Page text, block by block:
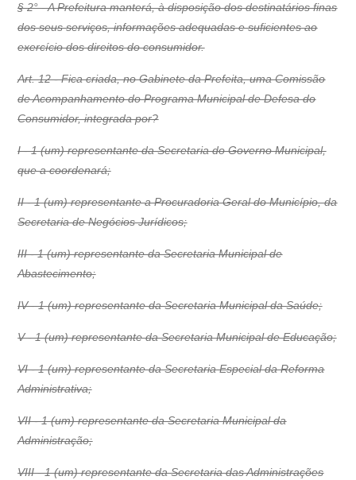
§ 2° - A Prefeitura manterá, à disposição dos destinatários finas
dos seus serviços, informações adequadas e suficientes ao
exercício dos direitos do consumidor.
Art. 12 - Fica criada, no Gabinete da Prefeita, uma Comissão
de Acompanhamento do Programa Municipal de Defesa do
Consumidor, integrada por?
I - 1 (um) representante da Secretaria do Governo Municipal,
que a coordenará;
II - 1 (um) representante a Procuradoria Geral do Município, da
Secretaria de Negócios Jurídicos;
III - 1 (um) representante da Secretaria Municipal de
Abastecimento;
IV - 1 (um) representante da Secretaria Municipal da Saúde;
V - 1 (um) representante da Secretaria Municipal de Educação;
VI - 1 (um) representante da Secretaria Especial da Reforma
Administrativa;
VII - 1 (um) representante da Secretaria Municipal da
Administração;
VIII - 1 (um) representante da Secretaria das Administrações